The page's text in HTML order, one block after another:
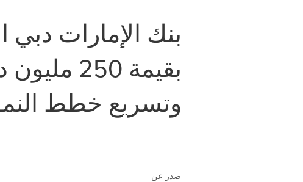
بنك الإمارات
بقيمة
وتسريع خطط
صدر عن